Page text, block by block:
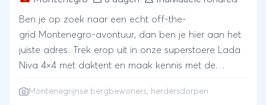
Ben je op zoek naar een echt off-the-
grid Montenegro-avontuur, dan ben je hier aan het
juiste adres. Trek erop uit in onze superstoere Lada
Niva 4×4 met daktent en maak kennis met de
programma verbindt een aantal prachtig gelegen
Montenegrijnse bergbewoners, herdersdorpen